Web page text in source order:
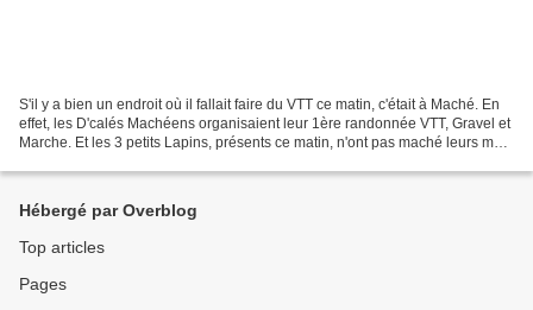
S'il y a bien un endroit où il fallait faire du VTT ce matin, c'était à Maché. En
effet, les D'calés Machéens organisaient leur 1ère randonnée VTT, Gravel et
Marche. Et les 3 petits Lapins, présents ce matin, n'ont pas maché leurs mots
Hébergé par Overblog
Top articles
Pages